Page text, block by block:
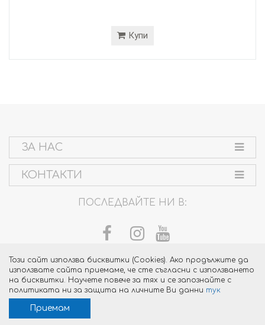
Този сайт използва бисквитки (Cookies). Ако продължите да
използвате сайта приемаме, че сте съгласни с използването
на бисквитки. Научете повече за тях и се запознайте с
политиката ни за защита на личните Ви данни тук
Приемам
ЗА НАС
КОНТАКТИ
ПОСЛЕДВАЙТЕ НИ В: